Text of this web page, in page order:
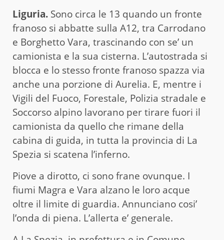
Liguria. Sono circa le 13 quando un fronte
franoso si abbatte sulla A12, tra Carrodano
e Borghetto Vara, trascinando con se’ un
camionista e la sua cisterna. L’autostrada si
blocca e lo stesso fronte franoso spazza via
anche una porzione di Aurelia. E, mentre i
Vigili del Fuoco, Forestale, Polizia stradale e
Soccorso alpino lavorano per tirare fuori il
camionista da quello che rimane della
cabina di guida, in tutta la provincia di La
Spezia si scatena l’inferno.
Piove a dirotto, ci sono frane ovunque. I
fiumi Magra e Vara alzano le loro acque
oltre il limite di guardia. Annunciano cosi’
l’onda di piena. L’allerta e’ generale.